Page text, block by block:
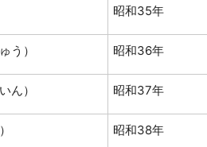
昭和35年
う） 昭和36年
ん） 昭和37年
昭和38年